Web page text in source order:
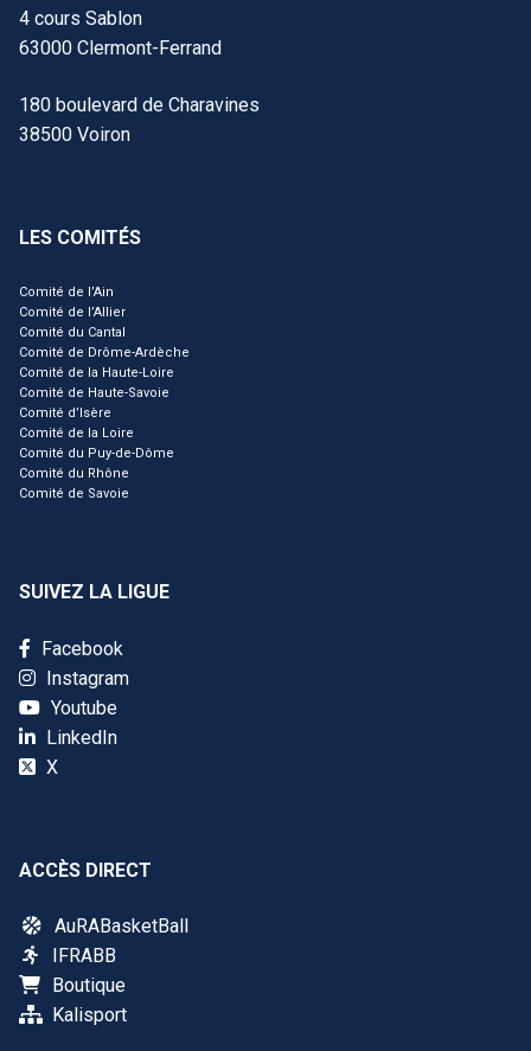
4 cours Sablon
63000 Clermont-Ferrand
180 boulevard de Charavines
38500 Voiron
LES COMITÉS
Comité de l’Ain
Comité de l’Allier
Comité du Cantal
Comité de Drôme-Ardèche
Comité de la Haute-Loire
Comité de Haute-Savoie
Comité d’Isère
Comité de la Loire
Comité du Puy-de-Dôme
Comité du Rhône
Comité de Savoie
SUIVEZ LA LIGUE
Facebook
Instagram
Youtube
LinkedIn
X
ACCÈS DIRECT
AuRABasketBall
IFRABB
Boutique
Kalisport